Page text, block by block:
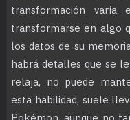
transformación varía
transformarse en algo
los datos de su
habrá detalles que se
relaja, no puede
esta habilidad, suele